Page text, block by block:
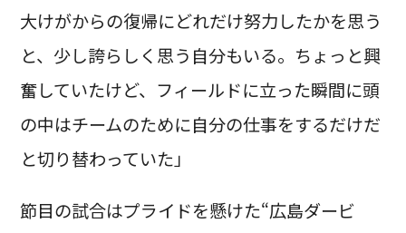
大けがからの復帰にどれだけ努力したかを思う
と、少し誇らしく思う自分もいる。ちょっと興
奮していたけど、フィールドに立った瞬間に頭
の中はチームのために自分の仕事をするだけだ
と切り替わっていた」
節目の試合はプライドを懸けた“広島ダービ